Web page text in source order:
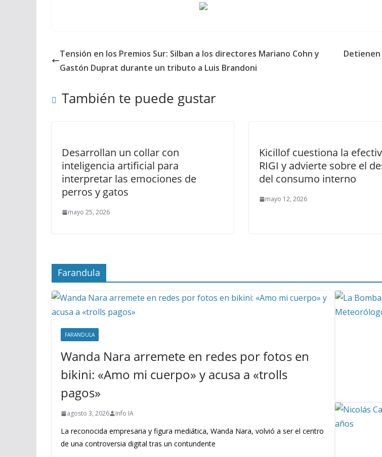
Tensión en los Premios Sur: Silban a los directores Mariano Cohn y
Gastón Duprat durante un tributo a Luis Brandoni
También te puede gustar
Desarrollan un collar con
inteligencia artificial para
interpretar las emociones de
perros y gatos
mayo 25, 2026
Kicillof cuestiona la
RIGI y advierte sobre el
del consumo interno
mayo 12, 2026
Farandula
FARANDULA
Wanda Nara arremete en redes por fotos en
bikini: «Amo mi cuerpo» y acusa a «trolls
pagos»
agosto 3, 2026 Info IA
La reconocida empresaria y figura mediática, Wanda Nara, volvió a ser el centro
de una controversia digital tras un contundente